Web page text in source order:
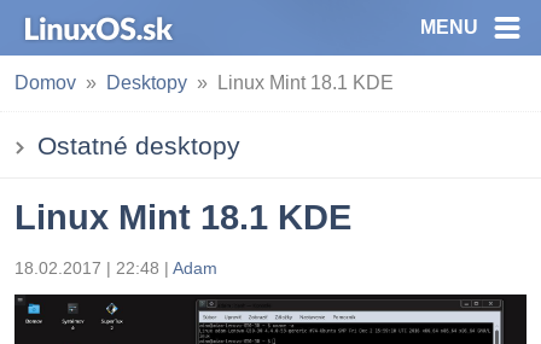
MENU
Domov Desktopy Linux Mint 18.1 KDE
Ostatné desktopy
Linux Mint 18.1 KDE
18.02.2017 | 22:48 | Adam